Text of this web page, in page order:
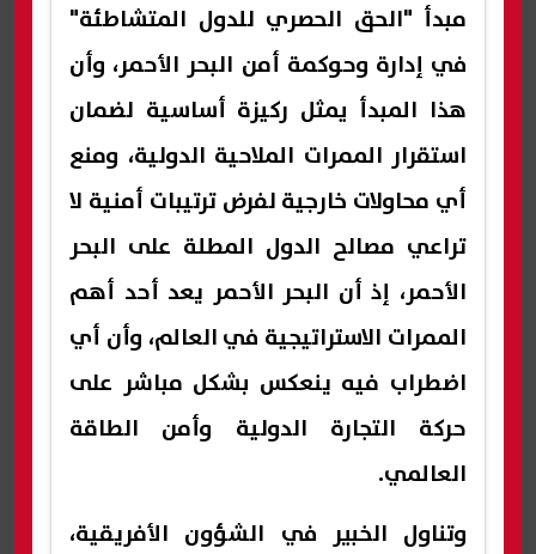
مبدأ "الحق الحصري للدول المتشاطئة"
في إدارة وحوكمة أمن البحر الأحمر، وأن
هذا المبدأ يمثل ركيزة أساسية لضمان
استقرار الممرات الملاحية الدولية، ومنع
أي محاولات خارجية لفرض ترتيبات أمنية لا
تراعي مصالح الدول المطلة على البحر
الأحمر، إذ أن البحر الأحمر يعد أحد أهم
الممرات الاستراتيجية في العالم، وأن أي
اضطراب فيه ينعكس بشكل مباشر على
حركة التجارة الدولية وأمن الطاقة
العالمي.
وتناول الخبير في الشؤون الأفريقية،